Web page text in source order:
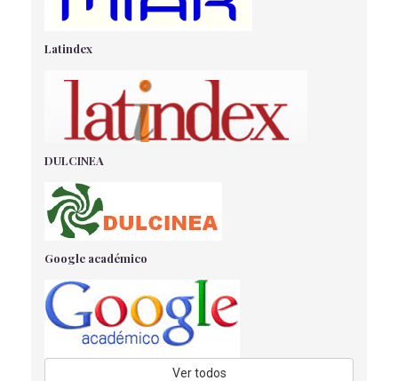
08/09/2022
LA IMPORTANCIA DE LA NUTRICIÓN ENTERAL EN EL
NAVARRO GARCIA, C- 15/05/2018
CASO CLÍNICO: SEPSIS CONGÉNITA POR SGB EN
GRAN PREMATURO
VALIDEZ DE LAS ECUACIONES PREDICTIVAS DEL
GASTO ENERGÉTICO EN REPOSO: UNA REVISIÓN
BIBLIOGRÁFICA
HERRERA OLIVARES, A- 15/05/2018
LA TERAPIA ACUÁTICA COMO TRATAMIENTO
FISIOTERÁPICO EN LA ESCLEROSIS MÚLTIPLE
Bermúdez Galindo, B- 31/05/2022
RIESGO NUTRICIONAL,EN MAYORES DE 65 AÑOS EN
CONSULTA A.P
PEREZ VILLAFAINA, I
Latindex
DULCINEA
Google académico
Ver todos